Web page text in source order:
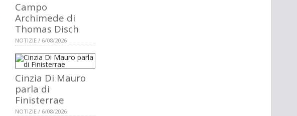
Campo
Archimede di
Thomas Disch
NOTIZIE / 6/08/2026
Cinzia Di Mauro
parla di
Finisterrae
NOTIZIE / 6/08/2026